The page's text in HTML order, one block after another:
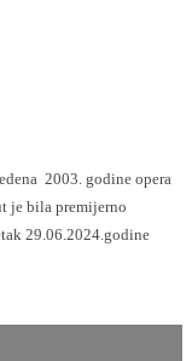
je bila premijerno
29.06.2024.godine